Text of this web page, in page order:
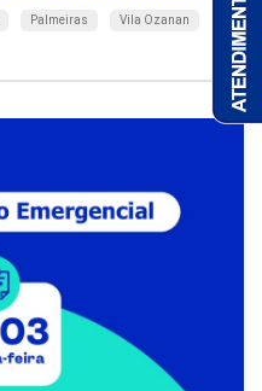
Palmeiras Vila Ozanan